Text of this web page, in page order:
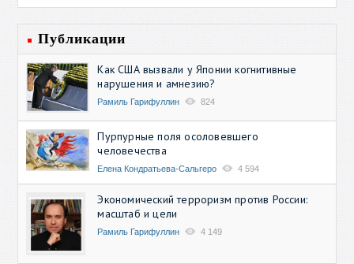
Публикации
Как США вызвали у Японии когнитивные
нарушения и амнезию?
Рамиль Гарифуллин 824
Пурпурные поля осоловевшего
человечества
Елена Кондратьева-Сальгеро 4 594
Экономический терроризм против России:
масштаб и цели
Рамиль Гарифуллин 4 149